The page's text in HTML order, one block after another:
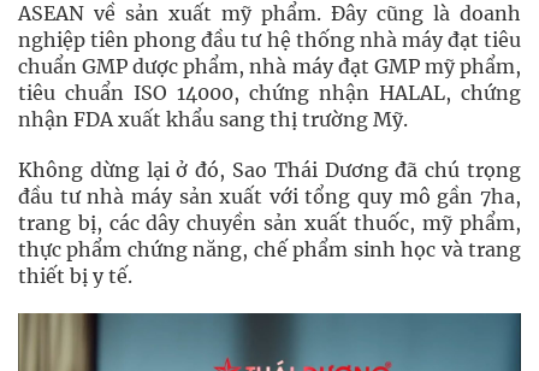
ASEAN về sản xuất mỹ phẩm. Đây cũng là doanh
nghiệp tiên phong đầu tư hệ thống nhà máy đạt tiêu
chuẩn GMP dược phẩm, nhà máy đạt GMP mỹ phẩm,
tiêu chuẩn ISO 14000, chứng nhận HALAL, chứng
nhận FDA xuất khẩu sang thị trường Mỹ.
Không dừng lại ở đó, Sao Thái Dương đã chú trọng
đầu tư nhà máy sản xuất với tổng quy mô gần 7ha,
trang bị, các dây chuyền sản xuất thuốc, mỹ phẩm,
thực phẩm chứng năng, chế phẩm sinh học và trang
thiết bị y tế.